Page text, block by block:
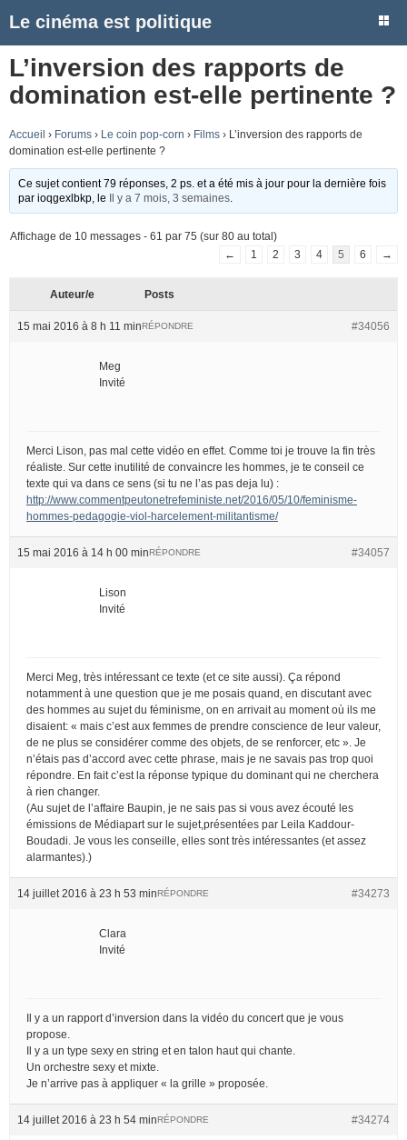
Le cinéma est politique
L’inversion des rapports de
domination est-elle pertinente ?
Accueil › Forums › Le coin pop-corn › Films › L’inversion des rapports de
domination est-elle pertinente ?
Ce sujet contient 79 réponses, 2 ps. et a été mis à jour pour la dernière fois
parioqgexlbkp , le Il y a 7 mois, 3 semaines
Affichage de 10 messages - 61 par 75 (sur 80 au total)
←
1 2 3 4 5 6 →
Auteur/e Posts
15 mai 2016 à 8 h 11 min #34056
RÉPONDRE
Meg
Invité
Merci Lison, pas mal cette vidéo en effet. Comme toi je trouve la fin très
réaliste. Sur cette inutilité de convaincre les hommes, je te conseil ce
texte qui va dans ce sens (si tu ne l’as pas deja lu) :
http://www.commentpeutonetrefeministe.net/2016/05/10/feminisme-
hommes-pedagogie-viol-harcelement-militantisme/
15 mai 2016 à 14 h 00 min #34057
RÉPONDRE
Lison
Invité
Merci Meg, très intéressant ce texte (et ce site aussi). Ça répond
notamment à une question que je me posais quand, en discutant avec
des hommes au sujet du féminisme, on en arrivait au moment où ils me
disaient: « mais c’est aux femmes de prendre conscience de leur valeur,
de ne plus se considérer comme des objets, de se renforcer, etc ». Je
n’étais pas d’accord avec cette phrase, mais je ne savais pas trop quoi
répondre. En fait c’est la réponse typique du dominant qui ne cherchera
à rien changer.
(Au sujet de l’affaire Baupin, je ne sais pas si vous avez écouté les
émissions de Médiapart sur le sujet,présentées par Leila Kaddour-
Boudadi. Je vous les conseille, elles sont très intéressantes (et assez
alarmantes).)
14 juillet 2016 à 23 h 53 min #34273
RÉPONDRE
Clara
Invité
Il y a un rapport d’inversion dans la vidéo du concert que je vous
propose.
Il y a un type sexy en string et en talon haut qui chante.
Un orchestre sexy et mixte.
Je n’arrive pas à appliquer « la grille » proposée.
14 juillet 2016 à 23 h 54 min #34274
RÉPONDRE